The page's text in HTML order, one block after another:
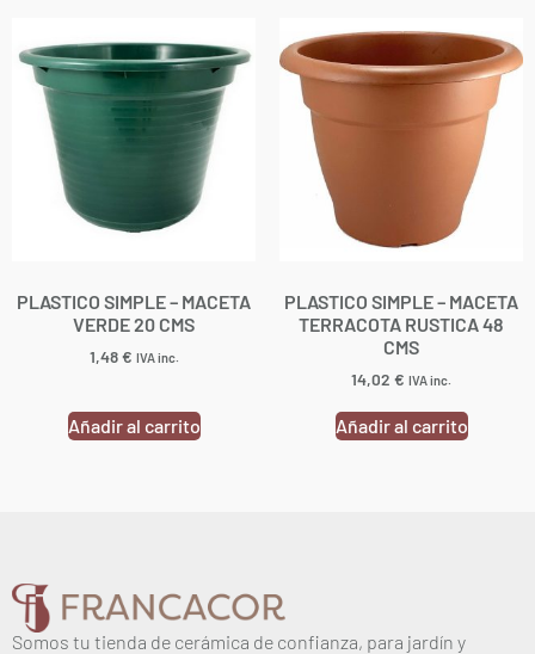
PLASTICO SIMPLE – MACETA
VERDE 20 CMS
1,48€ IVA inc.
Añadir al carrito
PLASTICO SIMPLE – MACETA
TERRACOTA RUSTICA 48
CMS
14,02 € IVA inc.
Añadir al carrito
Somos tu tienda de cerámica de confianza, para jardín y